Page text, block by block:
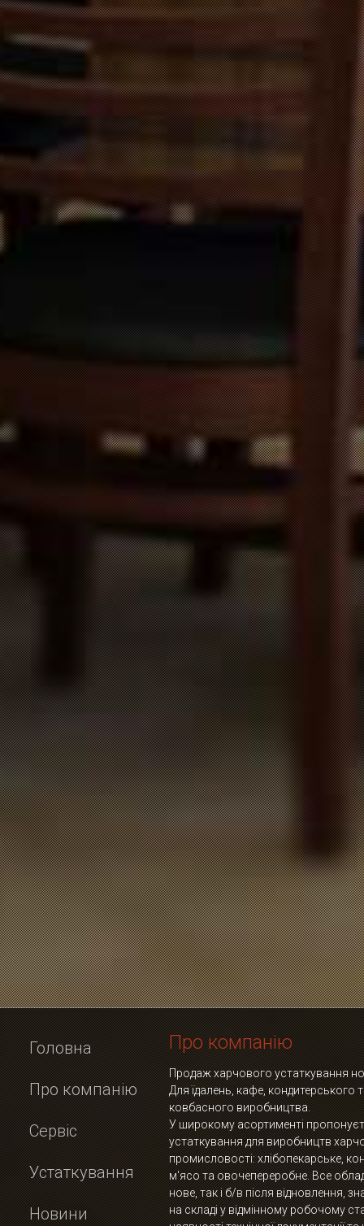
Головна
Про компанію
Сервіс
Устаткування
Новини
Про компанію
Продаж харчового устаткування
Для їдалень, кафе, кондитерського
ковбасного виробництва.
У широкому асортименті
устаткування для виробництв
промисловості: хлібопекарське,
м'ясо та овочепереробне. Все
нове, так і б/в після відновлення,
на складі у відмінному робочому